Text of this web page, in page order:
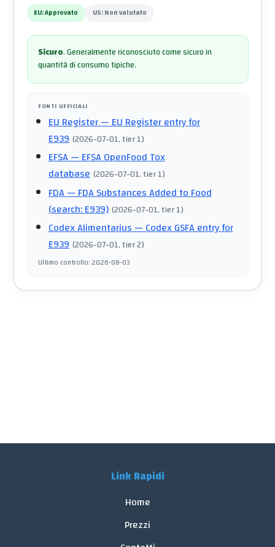
EU:Approvato US:Non valutato
Sicuro.Generalmente riconosciuto come sicuro in
quantità di consumo tipiche.
FONTI UFFICIALI
EU Register— EU Register entry for
E939 (2026-07-01, tier 1)
EFSA— EFSA OpenFood Tox
database (2026-07-01, tier 1)
FDA— FDA Substances Added to Food
(search: E939) (2026-07-01, tier 1)
Codex Alimentarius— Codex GSFA entry for
E939 (2026-07-01, tier 2)
Ultimo controllo:2026-08-03
Link Rapidi
Home
Prezzi